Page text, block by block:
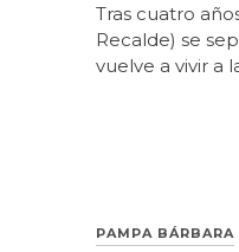
Tras cuatro
Recalde) se
vuelve a vivir a
PAMPA BÁRBARA